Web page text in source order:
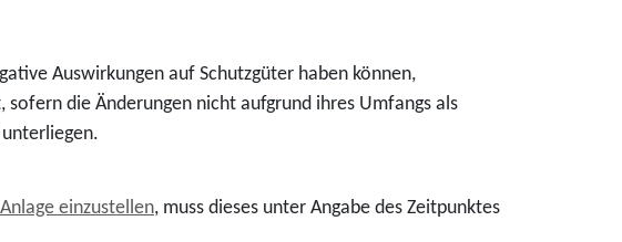
Auswirkungen auf Schutzgüter haben können,
sofern die Änderungen nicht aufgrund ihres Umfangs als
einzustellen, muss dieses unter Angabe des Zeitpunktes